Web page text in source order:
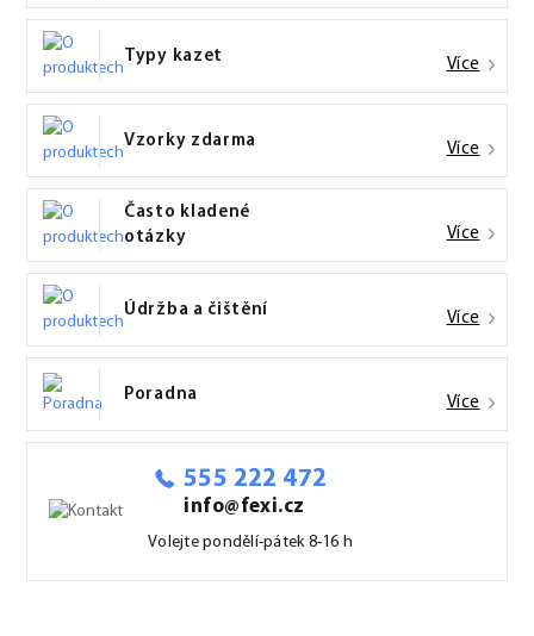
Typy kazet Více
Vzorky zdarma Více
Často kladené
otázky
Více
Údržba a čištění Více
Poradna Více
555 222 472
info@fexi.cz
Volejte pondělí-pátek 8-16 h